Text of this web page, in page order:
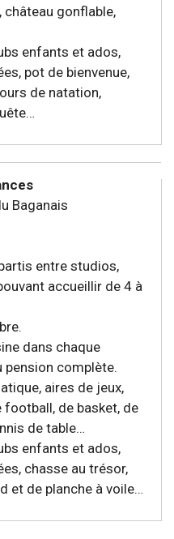
gonflable,
enfants et ados,
pot de bienvenue,
de natation,
Baganais
entre studios,
accueillir de 4 à
dans chaque
pension complète.
aires de jeux,
football, de basket, de
de table…
enfants et ados,
chasse au trésor,
et de planche à voile…